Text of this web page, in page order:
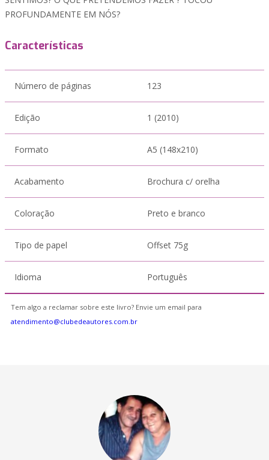
PROFUNDAMENTE EM NÓS?
Características
Número de páginas 123
Edição 1 (2010)
Formato A5 (148x210)
Acabamento Brochura c/ orelha
Coloração Preto e branco
Tipo de papel Offset 75g
Idioma Português
Tem algo a reclamar sobre este livro? Envie um email para
atendimento@clubedeautores.com.br